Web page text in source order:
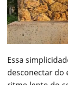
Essa
desconectar do